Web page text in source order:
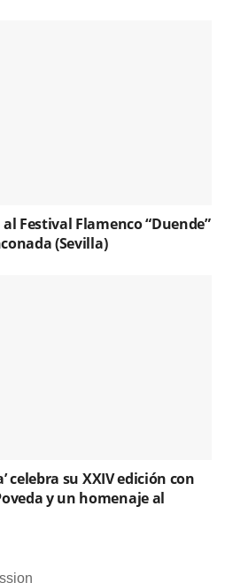
Festival Flamenco “Duende”
(Sevilla)
celebra su XXIV edición con
y un homenaje al